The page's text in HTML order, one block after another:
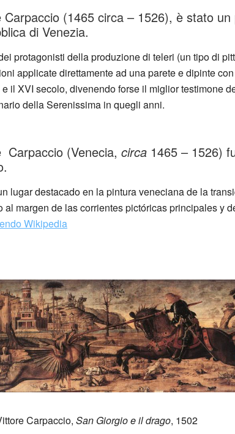
Carpaccio (1465 circa – 1526), è stato
di Venezia.
protagonisti della produzione di teleri (un tipo di
applicate direttamente ad una parete e dipinte
il XVI secolo, divenendo forse il miglior testimone
della Serenissima in quegli anni.
Carpaccio (Venecia, circa 1465 – 1526)
lugar destacado en la pintura veneciana de la
al margen de las corrientes pictóricas principales y
Wikipedia
Carpaccio, San Giorgio e il drago, 1502